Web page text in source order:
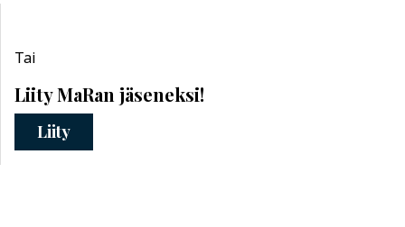
Tai
Liity MaRan jäseneksi!
Liity